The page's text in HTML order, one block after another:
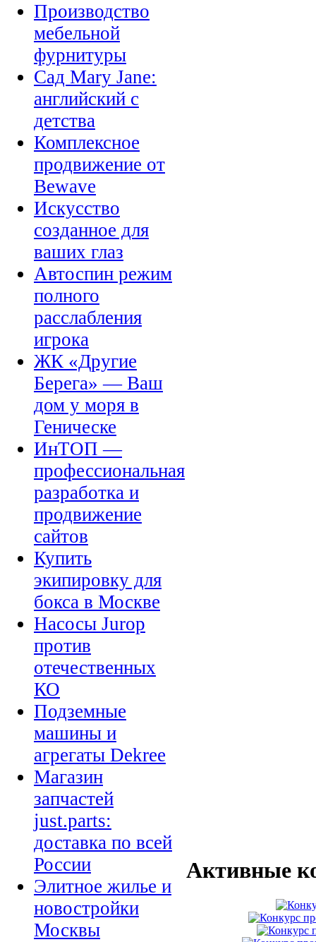
Производство
мебельной
фурнитуры
Сад Mary Jane:
английский с
детства
Комплексное
продвижение от
Bewave
Искусство
созданное для
ваших глаз
Автоспин режим
полного
расслабления
игрока
ЖК «Другие
Берега» — Ваш
дом у моря в
Геническе
ИнТОП —
профессиональная
разработка и
продвижение
сайтов
Купить
экипировку для
бокса в Москве
Насосы Jurop
против
отечественных
КО
Подземные
машины и
агрегаты Dekree
Магазин
запчастей
just.parts:
доставка по всей
России
Элитное жилье и
новостройки
Москвы
Активные